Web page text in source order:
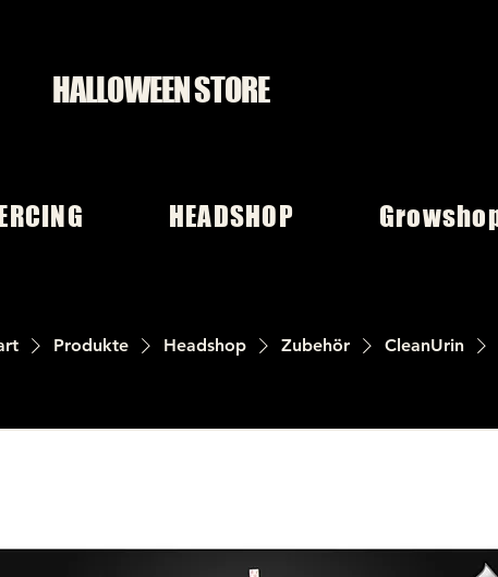
HALLOWEEN STORE
HEADSHOP
Produkte Headshop Zubehör CleanUrin